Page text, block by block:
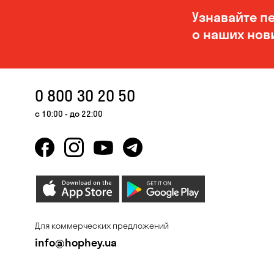
Узнавайте
о наших
0 800 30 20 50
с 10:00 - до 22:00
Для коммерческих предложений
info@hophey.ua